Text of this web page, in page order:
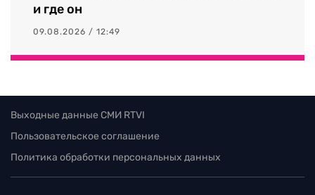
и где он
09.08.2026 / 12:49
Выходные данные СМИ RTVI
Пользовательское соглашение
Политика обработки персональных данных